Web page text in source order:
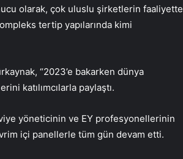
olarak, çok uluslu şirketlerin faaliyette
tertip yapılarında kimi
“2023’e bakarken dünya
katılımcılarla paylaştı.
yöneticinin ve EY profesyonellerinin
içi panellerle tüm gün devam etti.